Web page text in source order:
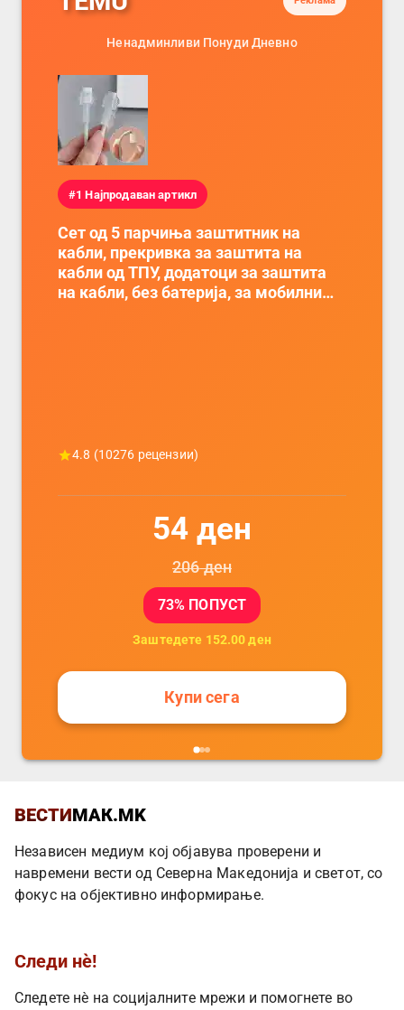
Ненадминливи Понуди Дневно
#1 Најпродаван артикл
Сет од 5 парчиња заштитник на
кабли, прекривка за заштита на
кабли од ТПУ, додатоци за заштита
на кабли, без батерија, за мобилни
4.8 (10276 рецензии)
54 ден
206ден
73% ПОПУСТ
Заштедете 152.00 ден
Купи сега
ВЕСТИМАК.MK
Независен медиум кој објавува проверени и
навремени вести од Северна Македонија и светот, со
фокус на објективно информирање.
Следи нè!
Следете нè на социјалните мрежи и помогнете во